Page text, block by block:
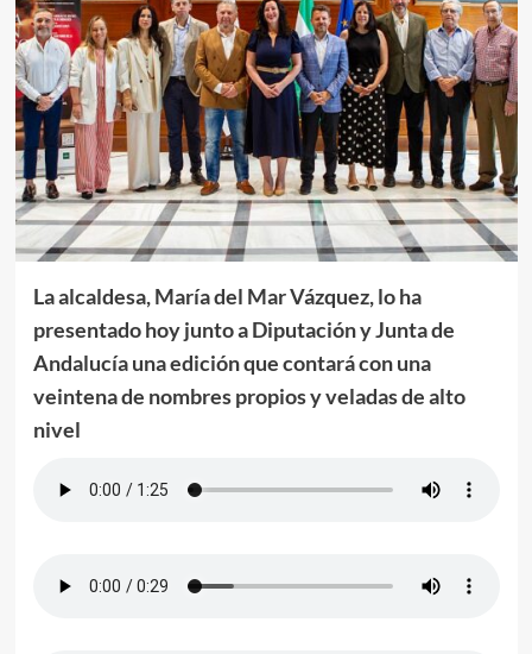
La alcaldesa, María del Mar Vázquez, lo ha
presentado hoy junto a Diputación y Junta de
Andalucía una edición que contará con una
veintena de nombres propios y veladas de alto
nivel